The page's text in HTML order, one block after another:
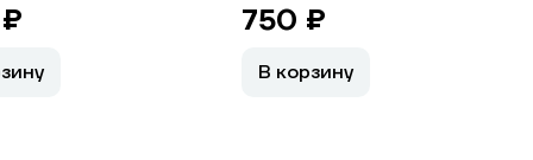
750 ₽
В корзину